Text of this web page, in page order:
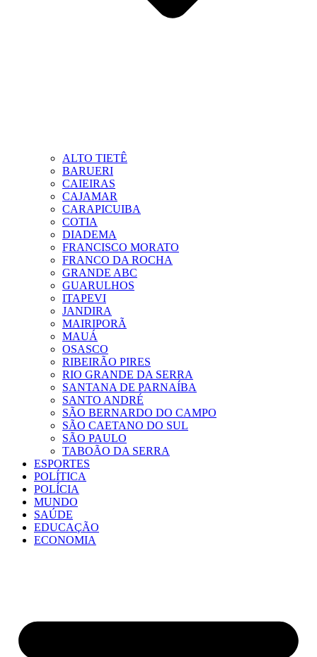
ALTO TIETÊ
BARUERI
CAIEIRAS
CAJAMAR
CARAPICUIBA
COTIA
DIADEMA
FRANCISCO MORATO
FRANCO DA ROCHA
GRANDE ABC
GUARULHOS
ITAPEVI
JANDIRA
MAIRIPORÃ
MAUÁ
OSASCO
RIBEIRÃO PIRES
RIO GRANDE DA SERRA
SANTANA DE PARNAÍBA
SANTO ANDRÉ
SÃO BERNARDO DO CAMPO
SÃO CAETANO DO SUL
SÃO PAULO
TABOÃO DA SERRA
ESPORTES
POLÍTICA
POLÍCIA
MUNDO
SAÚDE
EDUCAÇÃO
ECONOMIA